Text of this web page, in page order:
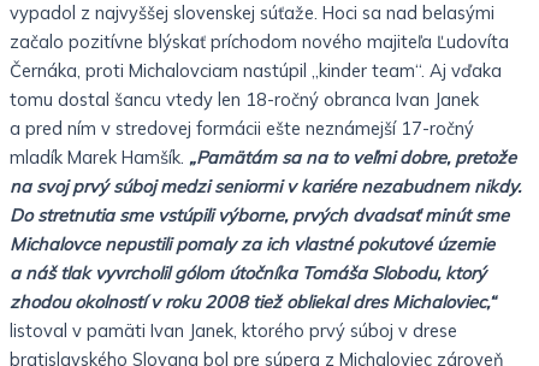
vypadol z najvyššej slovenskej súťaže. Hoci sa nad belasými
začalo pozitívne blýskať príchodom nového majiteľa Ľudovíta
Černáka, proti Michalovciam nastúpil „kinder team“. Aj vďaka
tomu dostal šancu vtedy len 18-ročný obranca Ivan Janek
a pred ním v stredovej formácii ešte neznámejší 17-ročný
mladík Marek Hamšík. „Pamätám sa na to veľmi dobre, pretože
na svoj prvý súboj medzi seniormi v kariére nezabudnem nikdy.
Do stretnutia sme vstúpili výborne, prvých dvadsať minút sme
Michalovce nepustili pomaly za ich vlastné pokutové územie
a náš tlak vyvrcholil gólom útočníka Tomáša Slobodu, ktorý
zhodou okolností v roku 2008 tiež obliekal dres Michaloviec,“
listoval v pamäti Ivan Janek, ktorého prvý súboj v drese
bratislavského Slovana bol pre súpera z Michaloviec zároveň